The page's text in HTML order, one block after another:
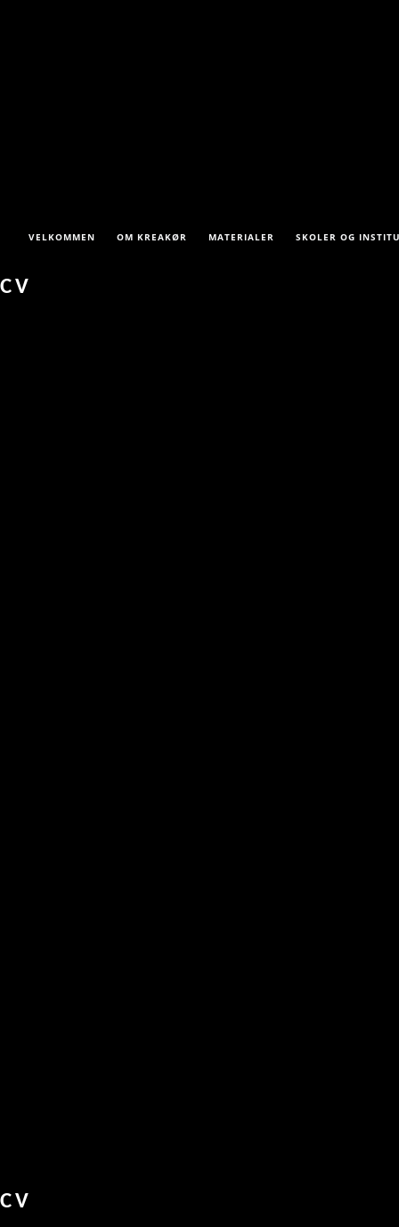
VELKOMMEN OM KREAKØR MATERIALER SKOLER OG
CV
CV